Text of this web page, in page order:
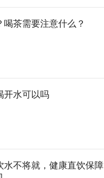
喝茶需要注意什么？
开水可以吗
水不将就，健康直饮保障